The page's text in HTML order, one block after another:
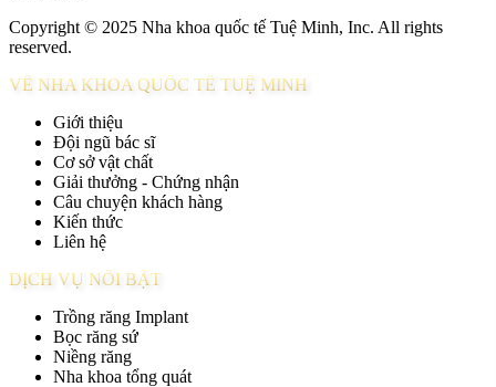
Copyright © 2025 Nha khoa quốc tế Tuệ Minh, Inc. All rights
reserved.
VỀ NHA KHOA QUỐC TẾ TUỆ MINH
Giới thiệu
Đội ngũ bác sĩ
Cơ sở vật chất
Giải thưởng - Chứng nhận
Câu chuyện khách hàng
Kiến thức
Liên hệ
DỊCH VỤ NỔI BẬT
Trồng răng Implant
Bọc răng sứ
Niềng răng
Nha khoa tổng quát